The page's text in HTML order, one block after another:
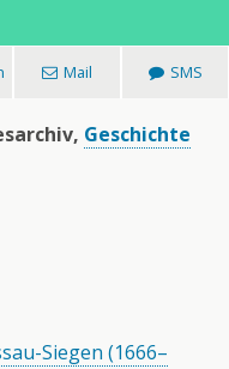
Mail SMS
Geschichte
Siegen (1666–